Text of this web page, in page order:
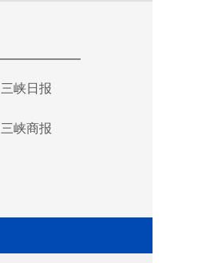
三峡日报
三峡商报